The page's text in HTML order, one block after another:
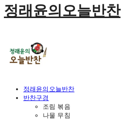
정래윤의오늘반찬
정래윤의오늘반찬
반찬구경
조림 볶음
나물 무침